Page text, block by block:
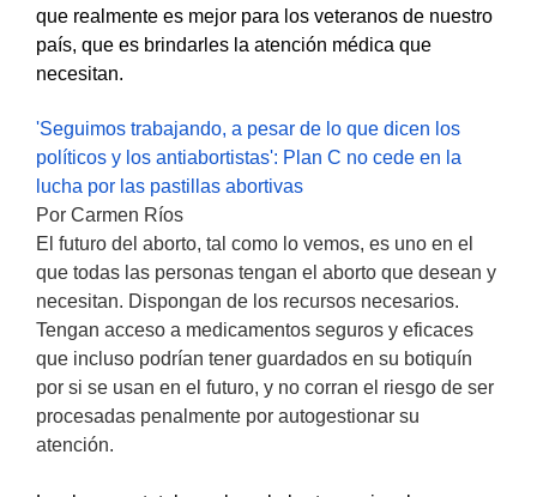
que realmente es mejor para los veteranos de nuestro
país, que es brindarles la atención médica que
necesitan.
'Seguimos trabajando, a pesar de lo que dicen los
políticos y los antiabortistas': Plan C no cede en la
lucha por las pastillas abortivas
Por Carmen Ríos
El futuro del aborto, tal como lo vemos, es uno en el
que todas las personas tengan el aborto que desean y
necesitan. Dispongan de los recursos necesarios.
Tengan acceso a medicamentos seguros y eficaces
que incluso podrían tener guardados en su botiquín
por si se usan en el futuro, y no corran el riesgo de ser
procesadas penalmente por autogestionar su
atención.